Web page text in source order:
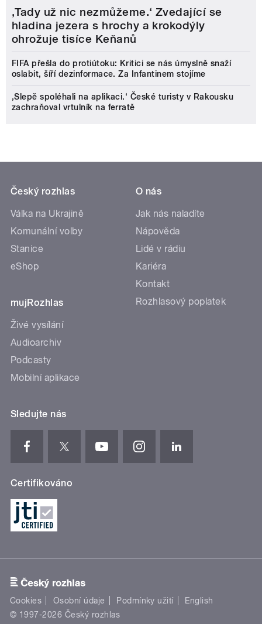
‚Tady už nic nezmůžeme.‘ Zvedající se
hladina jezera s hrochy a krokodýly
ohrožuje tisíce Keňanů
FIFA přešla do protiútoku: Kritici se nás úmyslně snaží
oslabit, šíří dezinformace. Za Infantinem stojíme
‚Slepě spoléhali na aplikaci.‘ České turisty v Rakousku
zachraňoval vrtulník na ferratě
Český rozhlas
Válka na Ukrajině
Komunální volby
Stanice
eShop
mujRozhlas
Živé vysílání
Audioarchiv
Podcasty
Mobilní aplikace
O nás
Jak nás naladíte
Nápověda
Lidé v rádiu
Kariéra
Kontakt
Rozhlasový poplatek
Sledujte nás
Certifikováno
Cookies Osobní údaje Podmínky užití
English
© 1997-2026 Český rozhlas